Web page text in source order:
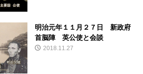
明治元年１１月２７日 新政府
首脳陣 英公使と会談
2018.11.27